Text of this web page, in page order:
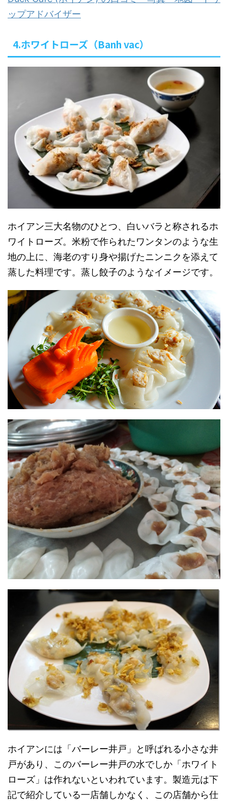
ップアドバイザー
4.ホワイトローズ（Banh vac）
ホイアン三大名物のひとつ、白いバラと称されるホ
ワイトローズ。米粉で作られたワンタンのような生
地の上に、海老のすり身や揚げたニンニクを添えて
蒸した料理です。蒸し餃子のようなイメージです。
ホイアンには「バーレー井戸」と呼ばれる小さな井
戸があり、このバーレー井戸の水でしか「ホワイト
ローズ」は作れないといわれています。製造元は下
記で紹介している一店舗しかなく、この店舗から仕